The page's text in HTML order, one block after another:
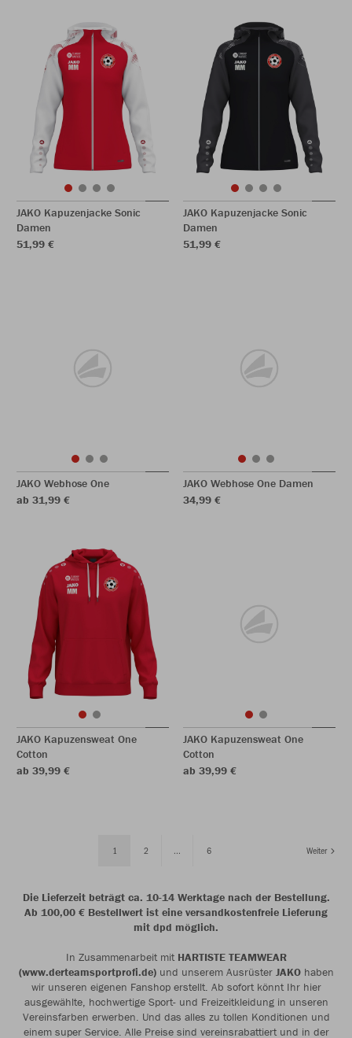
JAKO Kapuzenjacke Sonic
Damen
51,99 €
JAKO Kapuzenjacke Sonic
Damen
51,99 €
JAKO Webhose One
ab 31,99 €
JAKO Webhose One Damen
34,99 €
JAKO Kapuzensweat One
Cotton
ab 39,99 €
JAKO Kapuzensweat One
Cotton
ab 39,99 €
1 2 ... 6 Weiter
Die Lieferzeit beträgt ca. 10-14 Werktage nach der Bestellung.
Ab 100,00 € Bestellwert ist eine versandkostenfreie Lieferung
mit dpd möglich.
In Zusammenarbeit mit HARTISTE TEAMWEAR
(www.derteamsportprofi.de)und unserem Ausrüster JAKOhaben
wir unseren eigenen Fanshop erstellt. Ab sofort könnt Ihr hier
ausgewählte, hochwertige Sport- und Freizeitkleidung in unseren
Vereinsfarben erwerben. Und das alles zu tollen Konditionen und
einem super Service. Alle Preise sind vereinsrabattiert und in der